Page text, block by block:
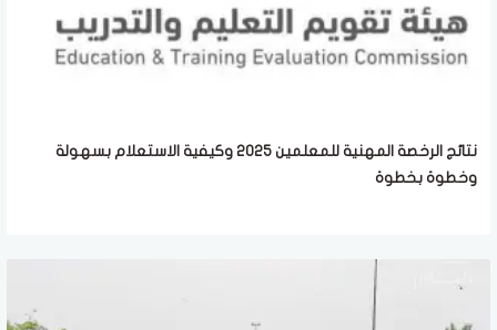
نتائج الرخصة المهنية للمعلمين 2025 وكيفية الاستعلام بسهولة
وخطوة بخطوة